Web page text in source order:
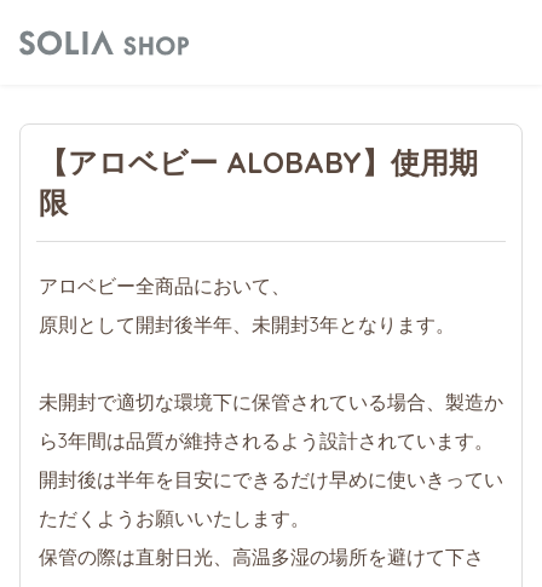
【アロベビー ALOBABY】使用期
限
アロベビー全商品において、
原則として開封後半年、未開封3年となります。
未開封で適切な環境下に保管されている場合、製造か
ら3年間は品質が維持されるよう設計されています。
開封後は半年を目安にできるだけ早めに使いきってい
ただくようお願いいたします。
保管の際は直射日光、高温多湿の場所を避けて下さ